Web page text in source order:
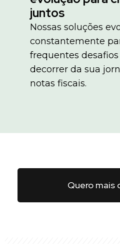
juntos
Nossas soluções
constantemente
frequentes
decorrer da sua
notas fiscais.
Quero mais